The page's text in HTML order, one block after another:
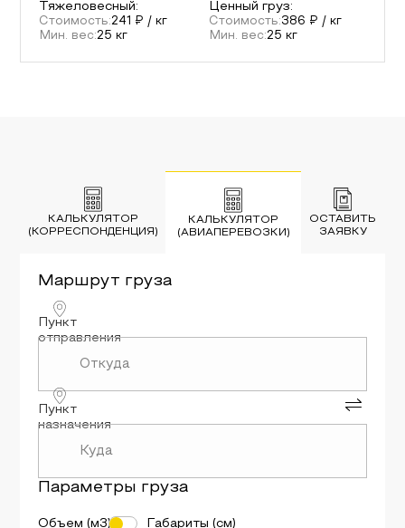
Тяжеловесный:
Стоимость:241
₽ / кг
Мин. вес:25 кг
Ценный груз:
Стоимость:386 ₽ / кг
Мин. вес:25 кг
КАЛЬКУЛЯТОР
(КОРРЕСПОНДЕНЦИЯ)
КАЛЬКУЛЯТОР
(АВИАПЕРЕВОЗКИ)
ОСТАВИТЬ
ЗАЯВКУ
Маршрут груза
Пункт
отправления
Пункт
назначения
Параметры груза
Объем (м3) Габариты (см)